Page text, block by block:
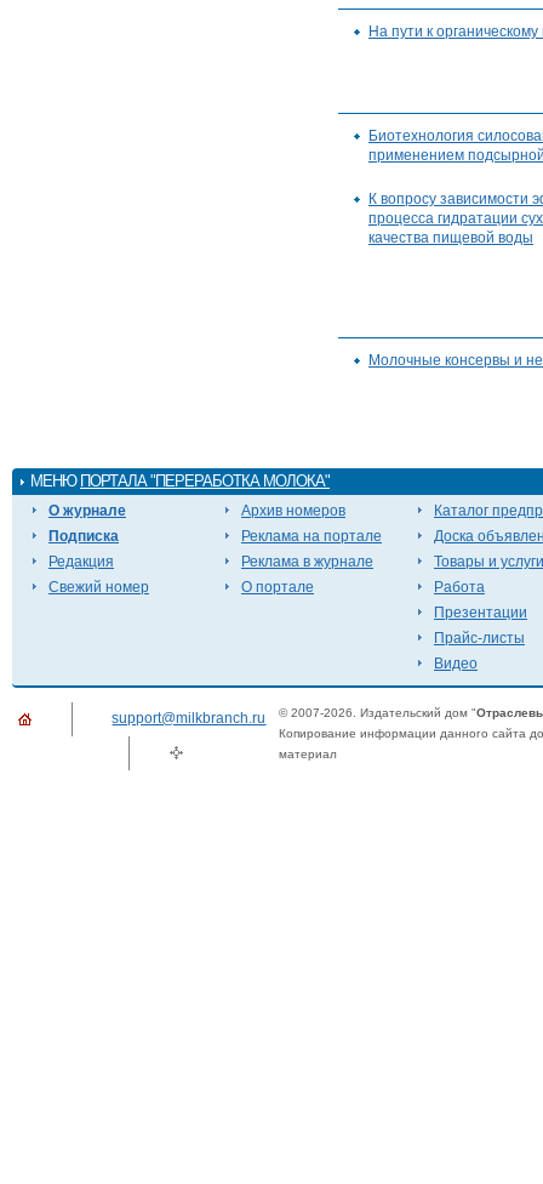
На пути к
Биотехнология
применением
К вопросу зависимости
процесса гидратации
качества пищевой воды
Молочные консервы и не
МЕНЮ ПОРТАЛА "ПЕРЕРАБОТКА МОЛОКА"
О журнале
Подписка
Редакция
Свежий номер
Архив номеров
Реклама на портале
Реклама в журнале
О портале
Каталог
Доска
Товары и услуги
Работа
Презентации
Прайс-листы
Видео
support@milkbranch.ru © 2007-2026. Издательский дом "
Копирование информации данного сайта
материал